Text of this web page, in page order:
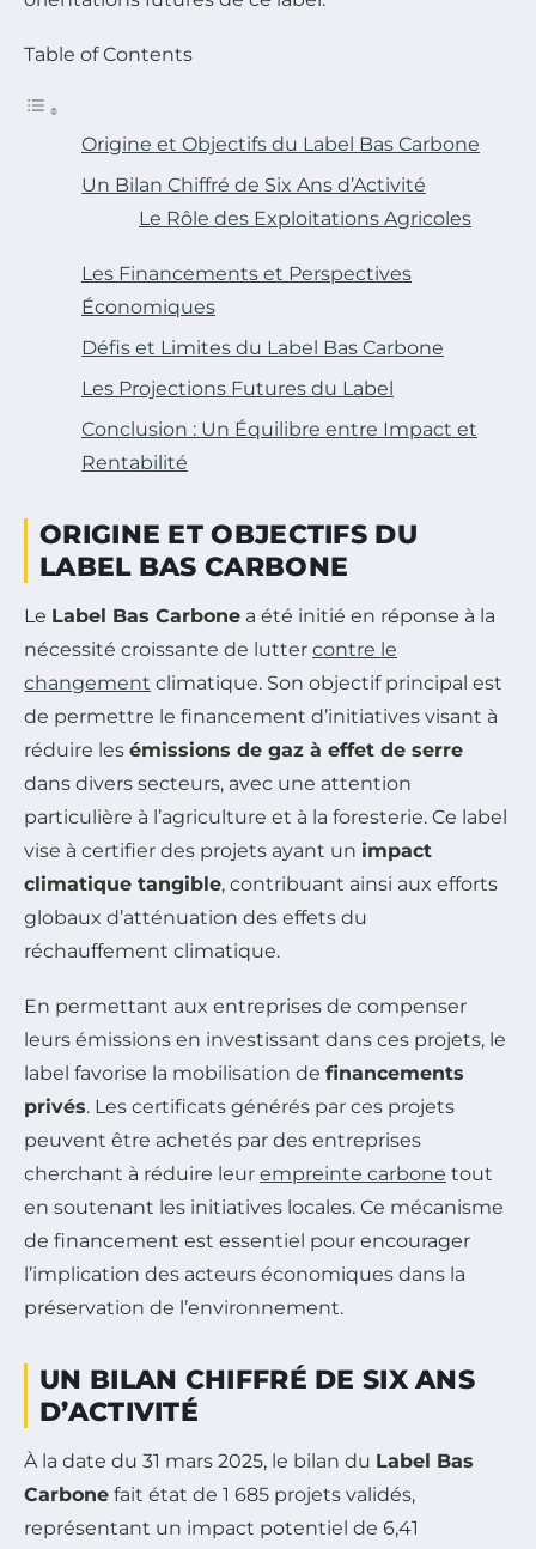
Table of Contents
Origine et Objectifs du Label Bas Carbone
Un Bilan Chiffré de Six Ans d’Activité
Le Rôle des Exploitations Agricoles
Les Financements et Perspectives
Économiques
Défis et Limites du Label Bas Carbone
Les Projections Futures du Label
Conclusion : Un Équilibre entre Impact et
Rentabilité
ORIGINE ET OBJECTIFS DU
LABEL BAS CARBONE
Le Label Bas Carbone a été initié en réponse à la
nécessité croissante de lutter contre le
changement climatique. Son objectif principal est
de permettre le financement d’initiatives visant à
réduire les émissions de gaz à effet de serre
dans divers secteurs, avec une attention
particulière à l’agriculture et à la foresterie. Ce label
vise à certifier des projets ayant un impact
climatique tangible, contribuant ainsi aux efforts
globaux d’atténuation des effets du
réchauffement climatique.
En permettant aux entreprises de compenser
leurs émissions en investissant dans ces projets, le
label favorise la mobilisation de financements
privés. Les certificats générés par ces projets
peuvent être achetés par des entreprises
cherchant à réduire leur empreinte carbone tout
en soutenant les initiatives locales. Ce mécanisme
de financement est essentiel pour encourager
l’implication des acteurs économiques dans la
préservation de l’environnement.
UN BILAN CHIFFRÉ DE SIX ANS
D’ACTIVITÉ
À la date du 31 mars 2025, le bilan du Label Bas
Carbone fait état de 1 685 projets validés,
représentant un impact potentiel de 6,41